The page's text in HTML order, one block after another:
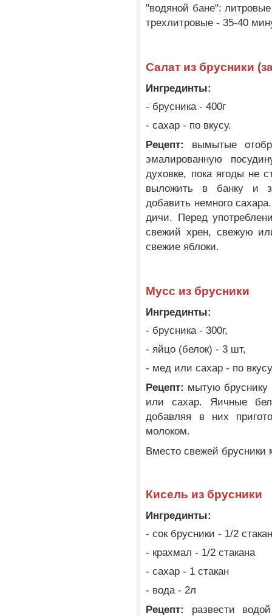
"водяной бане":
трехлитровые - 35-40
Салат из брусники
Ингрединты:
- брусника - 400г
- сахар - по вкусу.
Рецепт:
вымытые
эмалированную
духовке, пока ягоды не
выложить в банку и
добавить немного
дичи. Перед
свежий хрен, свежую
свежие яблоки.
Мусс из брусники
Ингрединты:
- брусника - 300г,
- яйцо (белок) - 3 шт,
- мед или сахар - по
Рецепт: мытую бруснику
или сахар. Яичные
добавляя в них
молоком.
Вместо свежей
Кисель из брусники
Ингрединты:
- сок брусники - 1/2
- крахмал - 1/2 стакана
- сахар - 1 стакан
- вода - 2л
Рецепт:
развести